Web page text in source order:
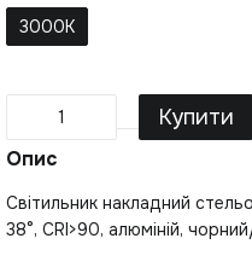
3000K
Купити
Опис
Світильник накладний
38°, CRI>90, алюміній,